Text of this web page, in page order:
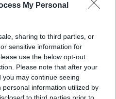
My Personal
sharing to third parties, or
sensitive information for
use the below opt-out
Please note that after your
may continue seeing
information utilized by
to third parties prior to